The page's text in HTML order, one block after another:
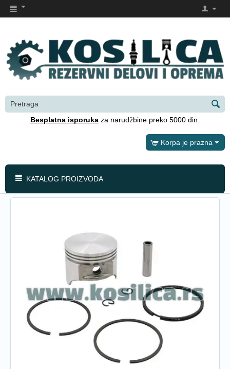
Besplatna isporuka za narudžbine preko 5000 din.
Korpa je prazna
KATALOG PROIZVODA